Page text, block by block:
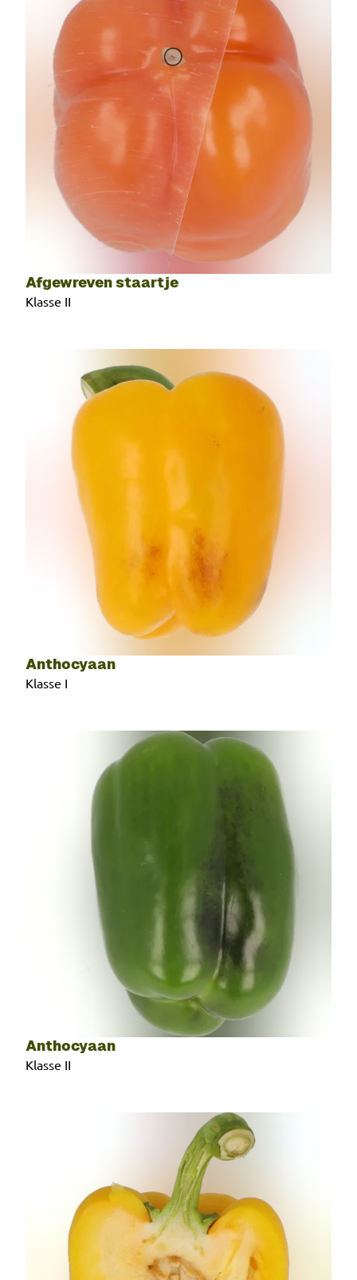
Afgewreven staartje
Klasse II
Anthocyaan
Klasse I
Anthocyaan
Klasse II